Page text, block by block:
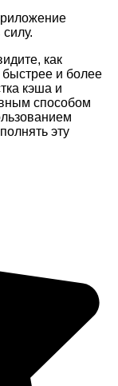
как
быстрее и более
кэша и
способом
эту